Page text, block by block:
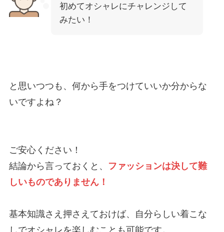
初めてオシャレにチャレンジして
みたい！
と思いつつも、何から手をつけていいか分からな
いですよね？
ご安心ください！
結論から言っておくと、
ファッションは決して難
しいものでありません！
基本知識さえ押さえておけば、自分らしい着こな
しでオシャレを楽しむことも可能です。